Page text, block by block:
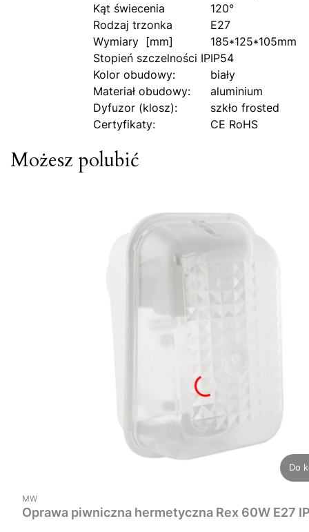
Kąt świecenia
120°
Rodzaj trzonka
E27
Wymiary [mm]
185*125*105mm
Stopień szczelności IPIP54
Kolor obudowy:
biały
Materiał obudowy:
aluminium
Dyfuzor (klosz):
szkło frosted
Certyfikaty:
CE RoHS
Możesz polubić
Do
PRODUCENT
MW
Oprawa piwniczna hermetyczna Rex 60W E27